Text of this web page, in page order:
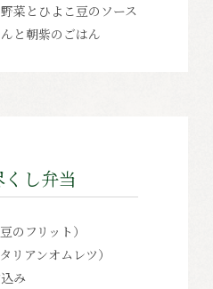
菜とひよこ豆のソース
と朝紫のごはん
し弁当
のフリット）
リアンオムレツ）
み